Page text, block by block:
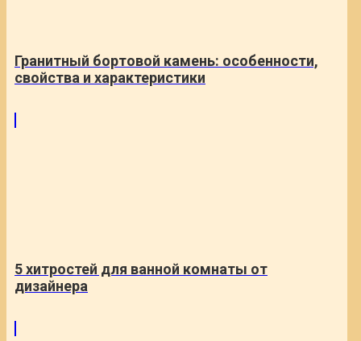
Гранитный бортовой камень: особенности,
свойства и характеристики
5 хитростей для ванной комнаты от
дизайнера